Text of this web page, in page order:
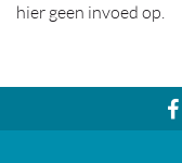
hier geen invoed op.